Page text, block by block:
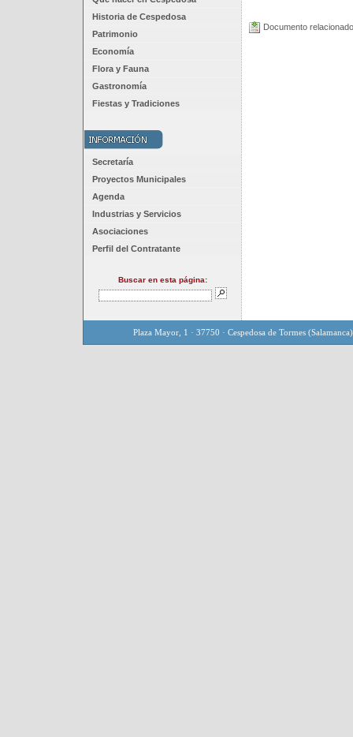
Historia de Cespedosa
Patrimonio
Economía
Flora y Fauna
Gastronomía
Fiestas y Tradiciones
Secretaría
Proyectos Municipales
Agenda
Industrias y Servicios
Asociaciones
Perfil del Contratante
Buscar en esta página:
Documento
Plaza Mayor, 1 · 37750 · Cespedosa de Tormes